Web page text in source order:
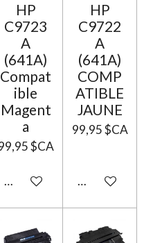
HP
C9723
A
(641A)
Compat
ible
Magent
a
$CA
Ajouter au panier
HP
C9722
A
(641A)
COMP
ATIBLE
JAUNE
99,95 $CA
Ajouter au